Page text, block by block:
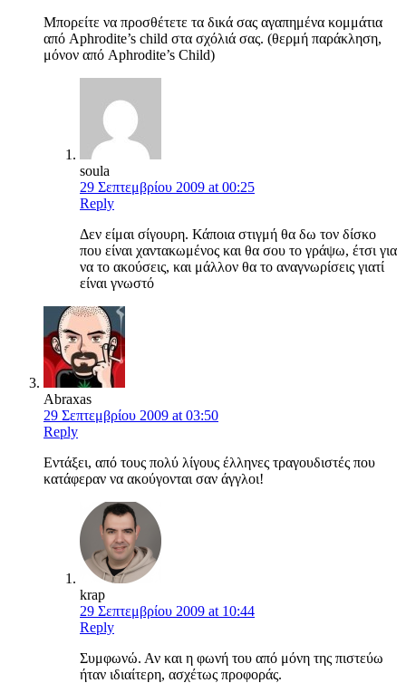
Μπορείτε να προσθέτετε τα δικά σας αγαπημένα κομμάτια
από Aphrodite’s child στα σχόλιά σας. (θερμή παράκληση,
μόνον από Aphrodite’s Child)
soula
29 Σεπτεμβρίου 2009 at 00:25
Reply
Δεν είμαι σίγουρη. Κάποια στιγμή θα δω τον δίσκο
που είναι χαντακωμένος και θα σου το γράψω, έτσι για
να το ακούσεις, και μάλλον θα το αναγνωρίσεις γιατί
είναι γνωστό
Abraxas
29 Σεπτεμβρίου 2009 at 03:50
Reply
Εντάξει, από τους πολύ λίγους έλληνες τραγουδιστές που
κατάφεραν να ακούγονται σαν άγγλοι!
krap
29 Σεπτεμβρίου 2009 at 10:44
Reply
Συμφωνώ. Αν και η φωνή του από μόνη της πιστεύω
ήταν ιδιαίτερη, ασχέτως προφοράς.